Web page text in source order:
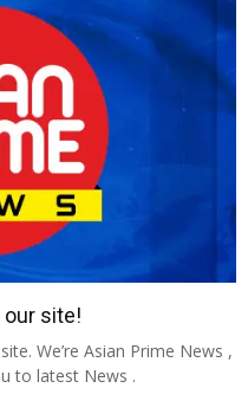
site!
We’re Asian Prime News ,
to latest News .